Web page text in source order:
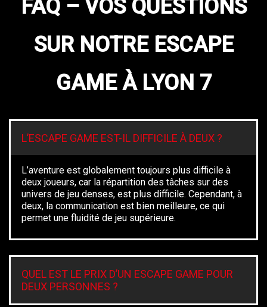
FAQ – VOS QUESTIONS
SUR NOTRE ESCAPE
GAME À LYON 7
L’ESCAPE GAME EST-IL DIFFICILE À DEUX ?
L’aventure est globalement toujours plus difficile à
deux joueurs, car la répartition des tâches sur des
univers de jeu denses, est plus difficile. Cependant, à
deux, la communication est bien meilleure, ce qui
permet une fluidité de jeu supérieure.
QUEL EST LE PRIX D’UN ESCAPE GAME POUR
DEUX PERSONNES ?